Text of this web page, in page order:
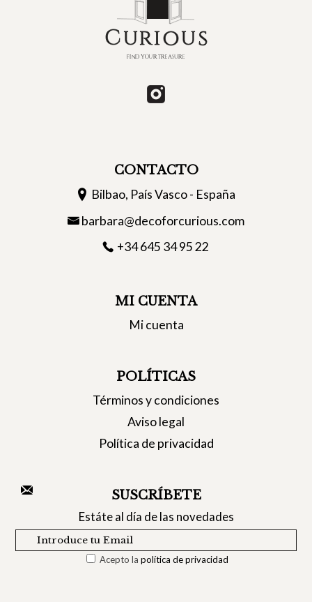
CONTACTO
Bilbao, País Vasco - España
barbara@decoforcurious.com
+34 645 34 95 22
MI CUENTA
Mi cuenta
POLÍTICAS
Términos y condiciones
Aviso legal
Política de privacidad
SUSCRÍBETE
Estáte al día de las novedades
Acepto la política de privacidad